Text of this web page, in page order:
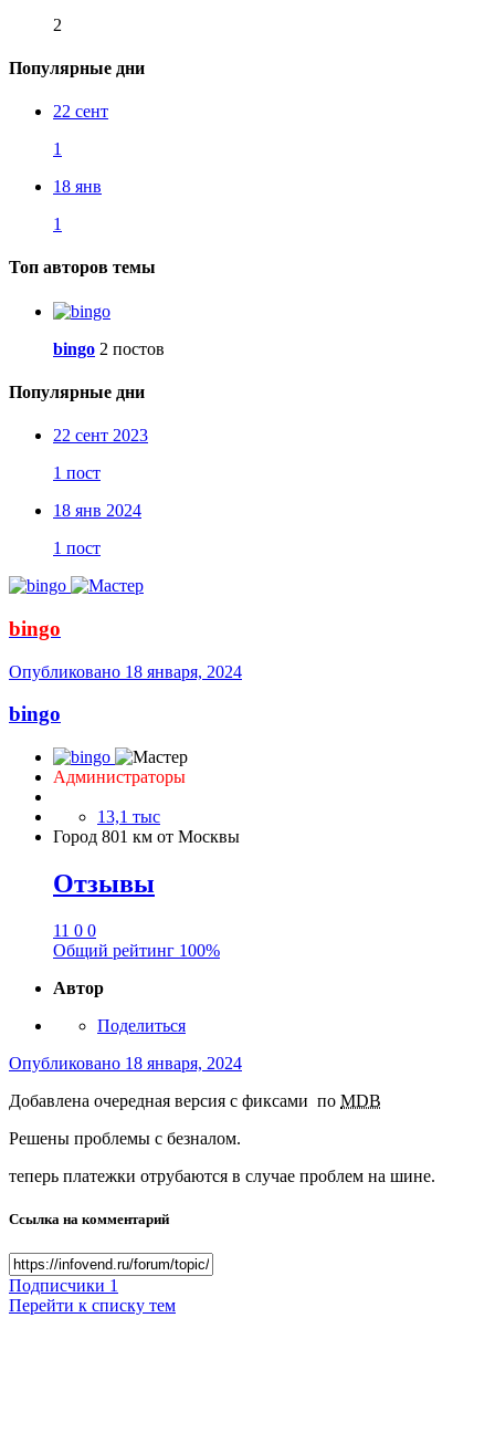
2
Популярные дни
22 сент
1
18 янв
1
Топ авторов темы
bingo 2 постов
Популярные дни
22 сент 2023
1 пост
18 янв 2024
1 пост
bingo
Опубликовано 18 января, 2024
bingo
Администраторы
13,1 тыс
Город 801 км от Москвы
Отзывы
11 0 0
Общий рейтинг 100%
Автор
Поделиться
Опубликовано 18 января, 2024
Добавлена очередная версия с фиксами по MDB
Решены проблемы с безналом.
теперь платежки отрубаются в случае проблем на шине.
Ссылка на комментарий
Подписчики 1
Перейти к списку тем